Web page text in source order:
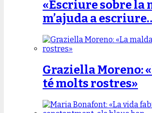
«Escriure sobre la
m’ajuda a
Graziella Moreno:
té molts rostres»